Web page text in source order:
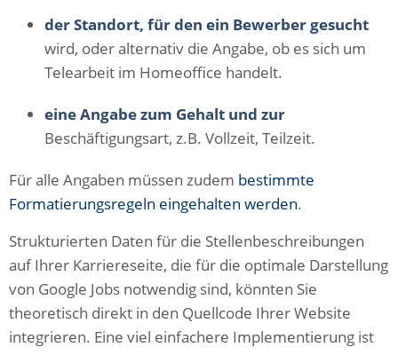
der Standort, für den ein Bewerber gesucht
wird, oder alternativ die Angabe, ob es sich um
Telearbeit im Homeoffice handelt.
eine Angabe zum Gehalt und zur
Beschäftigungsart, z.B. Vollzeit, Teilzeit.
Für alle Angaben müssen zudem bestimmte
Formatierungsregeln eingehalten werden.
Strukturierten Daten für die Stellenbeschreibungen
auf Ihrer Karriereseite, die für die optimale Darstellung
von Google Jobs notwendig sind, könnten Sie
theoretisch direkt in den Quellcode Ihrer Website
integrieren. Eine viel einfachere Implementierung ist